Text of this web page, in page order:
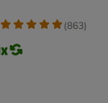
(863)